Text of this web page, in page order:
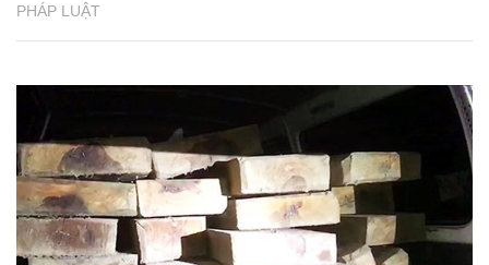
PHÁP LUẬT